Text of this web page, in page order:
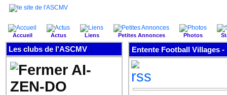
Accueil Actus Liens Petites Annonces Photos
Les clubs de l'ASCMV
AI-
ZEN-DO
Entente Football Villages -